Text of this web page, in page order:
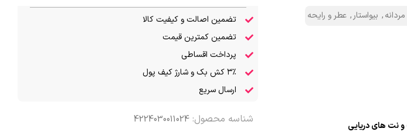
, بیواستار , عطر و رایحه
و نت های دریایی
تضمین اصالت و کیفیت کالا
تضمین کمترین قیمت
پرداخت اقساطی
۳٪ کش بک و شارژ کیف پول
ارسال سریع
شناسه محصول: 4224030011024